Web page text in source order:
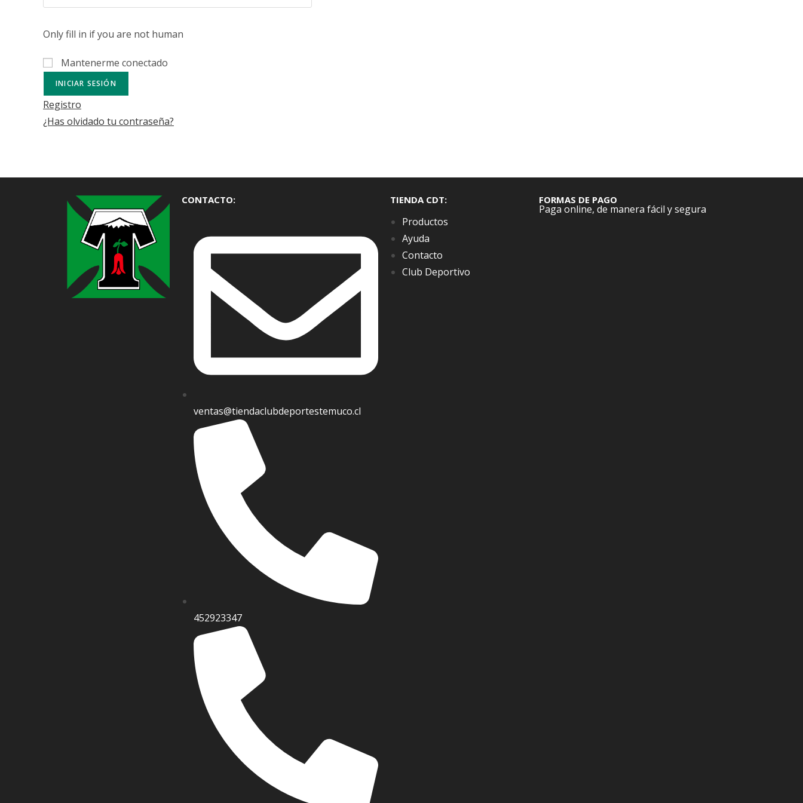
Only fill in if you are not human
Mantenerme conectado
Registro
¿Has olvidado tu contraseña?
CONTACTO:
ventas@tiendaclubdeportestemuco.cl
452923347
TIENDA CDT:
Productos
Ayuda
Contacto
Club Deportivo
FORMAS DE PAGO
Paga online, de manera fácil y segura